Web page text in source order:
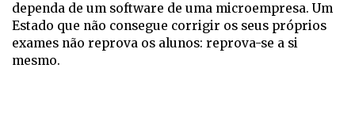
dependa de um software de uma microempresa. Um
Estado que não consegue corrigir os seus próprios
exames não reprova os alunos: reprova-se a si
mesmo.